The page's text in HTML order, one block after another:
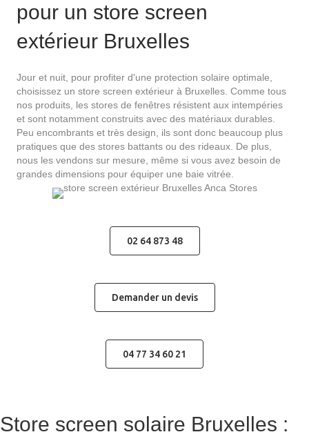
pour un store screen
extérieur Bruxelles
Jour et nuit, pour profiter d'une protection solaire optimale,
choisissez un store screen extérieur à Bruxelles. Comme tous
nos produits, les stores de fenêtres résistent aux intempéries
et sont notamment construits avec des matériaux durables.
Peu encombrants et très design, ils sont donc beaucoup plus
pratiques que des stores battants ou des rideaux. De plus,
nous les vendons sur mesure, même si vous avez besoin de
grandes dimensions pour équiper une baie vitrée.
02 64 873 48
Demander un devis
04 77 34 60 21
Store screen solaire Bruxelles :